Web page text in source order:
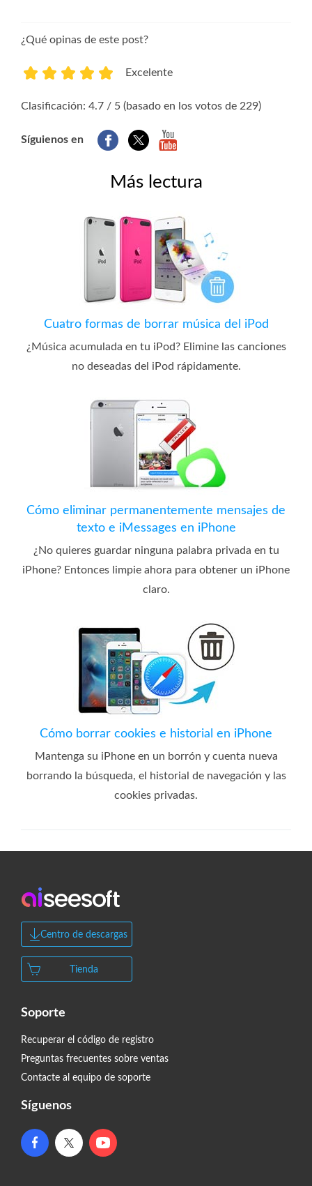
¿Qué opinas de este post?
Excelente
Clasificación: 4.7 / 5 (basado en los votos de 229)
Síguienos en
Más lectura
Cuatro formas de borrar música del iPod
¿Música acumulada en tu iPod? Elimine las canciones
no deseadas del iPod rápidamente.
Cómo eliminar permanentemente mensajes de
texto e iMessages en iPhone
¿No quieres guardar ninguna palabra privada en tu
iPhone? Entonces limpie ahora para obtener un iPhone
claro.
Cómo borrar cookies e historial en iPhone
Mantenga su iPhone en un borrón y cuenta nueva
borrando la búsqueda, el historial de navegación y las
cookies privadas.
Centro de descargas
Tienda
Soporte
Recuperar el código de registro
Preguntas frecuentes sobre ventas
Contacte al equipo de soporte
Síguenos